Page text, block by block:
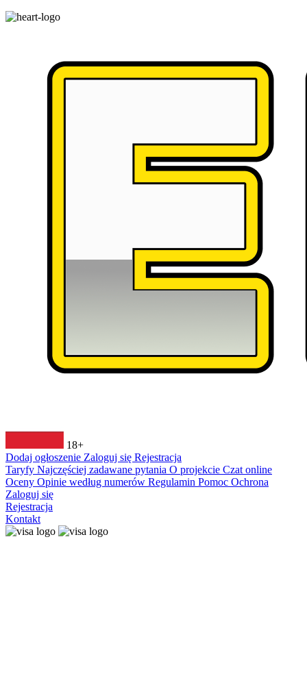
18+
Dodaj ogłoszenie Zaloguj się Rejestracja
Taryfy Najczęściej zadawane pytania O projekcie Czat online
Oceny Opinie według numerów Regulamin Pomoc Ochrona
Zaloguj się
Rejestracja
Kontakt